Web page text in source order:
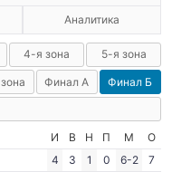
Аналитика
4-я зона 5-я зона
Финал А Финал Б
И В Н П М
О
4 3 1 0 6-2
7